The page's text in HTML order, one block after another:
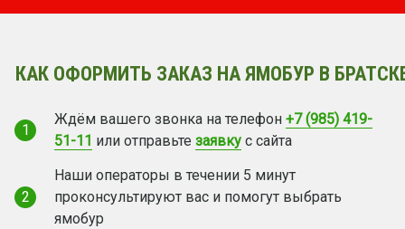
КАК ОФОРМИТЬ ЗАКАЗ НА ЯМОБУР В
1
Ждём вашего звонка на телефон +7 (985) 419-
51-11 или отправьте заявку с сайта
2
Наши операторы в течении 5 минут
проконсультируют вас и помогут выбрать
ямобур